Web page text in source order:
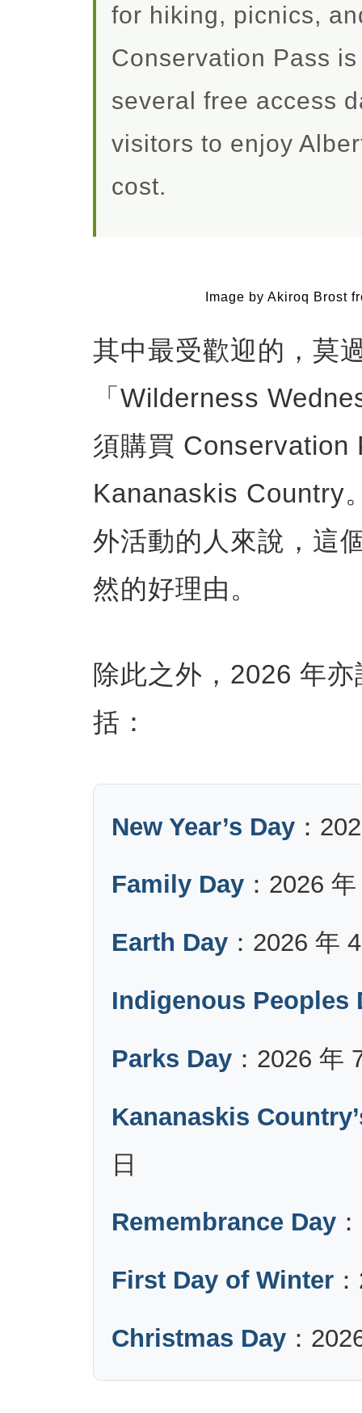
for hiking, picnics,
Conservation Pass
several free access
visitors to enjoy
cost.
Image by Akiroq Brost
其中最受歡迎的，莫
「Wilderness
須購買 Conservation
Kananaskis Country
外活動的人來說，這
然的好理由。
除此之外，2026 年
括：
New Year’s Day ：
Family Day ：2026
Earth Day ：2026 年
Indigenous Peoples
Parks Day ：2026 年
Kananaskis
日
Remembrance Day
First Day of Winter
Christmas Day ：